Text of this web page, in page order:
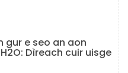
gur e seo an aon
Dìreach cuir uisge